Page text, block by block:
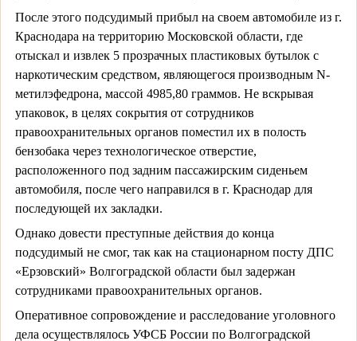
После этого подсудимый прибыл на своем автомобиле из г.
Краснодара на территорию Московской области, где
отыскал и извлек 5 прозрачных пластиковых бутылок с
наркотическим средством, являющегося производным N-
метилэфедрона, массой 4985,80 граммов. Не вскрывая
упаковок, в целях сокрытия от сотрудников
правоохранительных органов поместил их в полость
бензобака через технологическое отверстие,
расположенного под задним пассажирским сиденьем
автомобиля, после чего направился в г. Краснодар для
последующей их закладки.
Однако довести преступные действия до конца
подсудимый не смог, так как на стационарном посту ДПС
«Ерзовский» Волгоградской области был задержан
сотрудниками правоохранительных органов.
Оперативное сопровождение и расследование уголовного
дела осуществлялось УФСБ России по Волгоградской